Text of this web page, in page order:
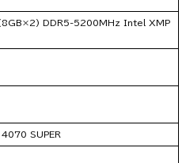
DDR5-5200MHz Intel XMP
SUPER